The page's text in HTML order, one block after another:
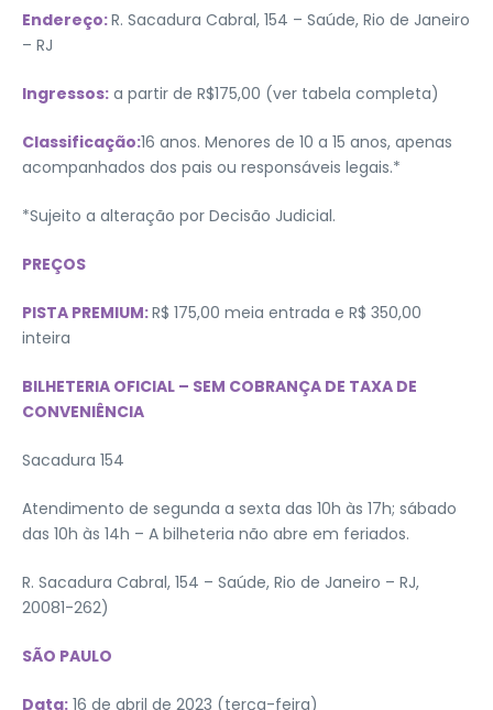
Endereço:R. Sacadura Cabral, 154 – Saúde, Rio de Janeiro
– RJ
Ingressos: a partir de R$175,00 (ver tabela completa)
Classificação:16 anos. Menores de 10 a 15 anos, apenas
acompanhados dos pais ou responsáveis legais.*
*Sujeito a alteração por Decisão Judicial.
PREÇOS
PISTA PREMIUM:R$ 175,00 meia entrada e R$ 350,00
inteira
BILHETERIA OFICIAL – SEM COBRANÇA DE TAXA DE
CONVENIÊNCIA
Sacadura 154
Atendimento de segunda a sexta das 10h às 17h; sábado
das 10h às 14h – A bilheteria não abre em feriados.
R. Sacadura Cabral, 154 – Saúde, Rio de Janeiro – RJ,
20081-262)
SÃO PAULO
Data: 16 de abril de 2023 (terça-feira)